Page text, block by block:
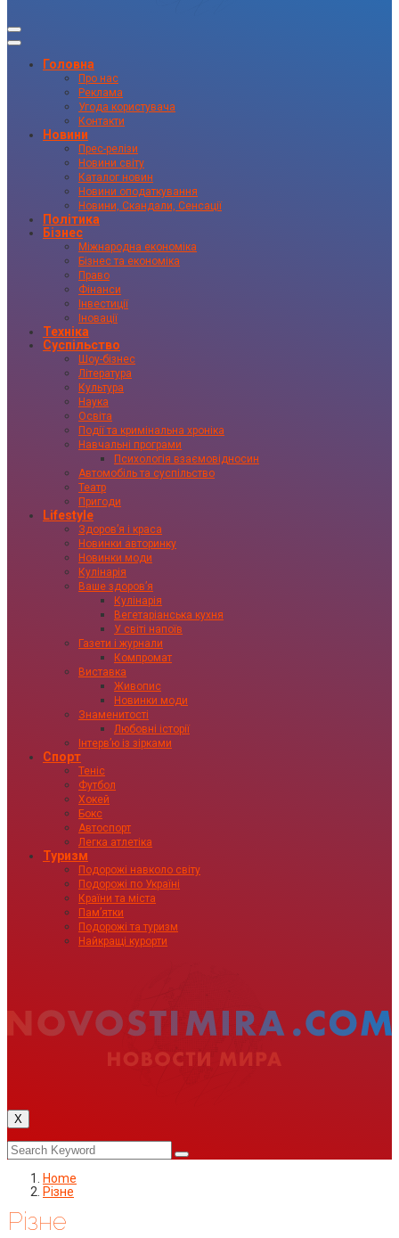
Головна
Про нас
Реклама
Угода користувача
Контакти
Новини
Прес-релізи
Новини світу
Каталог новин
Новини оподаткування
Новини, Скандали, Сенсації
Політика
Бізнес
Міжнародна економіка
Бізнес та економіка
Право
Фінанси
Інвестиції
Іновації
Техніка
Суспільство
Шоу-бізнес
Література
Культура
Наука
Освіта
Події та кримінальна хроніка
Навчальні програми
Психологія взаємовідносин
Автомобіль та суспільство
Театр
Пригоди
Lifestyle
Здоровʼя і краса
Новинки авторинку
Новинки моди
Кулінарія
Ваше здоровʼя
Кулінарія
Вегетаріанська кухня
У світі напоїв
Газети і журнали
Компромат
Виставка
Живопис
Новинки моди
Знаменитості
Любовні історії
Інтервʼю із зірками
Спорт
Теніс
Футбол
Хокей
Бокс
Автоспорт
Легка атлетіка
Туризм
Подорожі навколо світу
Подорожі по Україні
Країни та міста
Пам’ятки
Подорожі та туризм
Найкращі курорти
X
Home
Різне
Різне